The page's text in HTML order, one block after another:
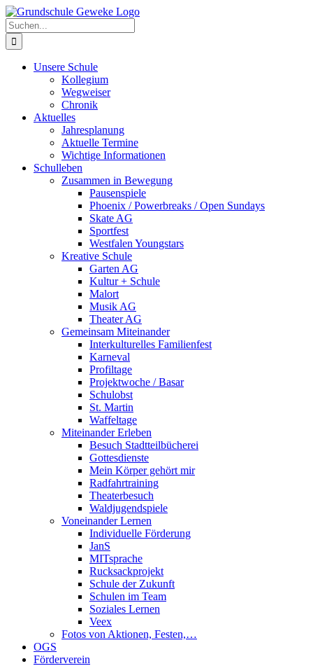
Zum
Inhalt
springen
Suche
nach:
Unsere Schule
Kollegium
Wegweiser
Chronik
Aktuelles
Jahresplanung
Aktuelle Termine
Wichtige Informationen
Schulleben
Zusammen in Bewegung
Pausenspiele
Phoenix / Powerbreaks / Open Sundays
Skate AG
Sportfest
Westfalen Youngstars
Kreative Schule
Garten AG
Kultur + Schule
Malort
Musik AG
Theater AG
Gemeinsam Miteinander
Interkulturelles Familienfest
Karneval
Profiltage
Projektwoche / Basar
Schulobst
St. Martin
Waffeltage
Miteinander Erleben
Besuch Stadtteilbücherei
Gottesdienste
Mein Körper gehört mir
Radfahrtraining
Theaterbesuch
Waldjugendspiele
Voneinander Lernen
Individuelle Förderung
JanS
MITsprache
Rucksackprojekt
Schule der Zukunft
Schulen im Team
Soziales Lernen
Veex
Fotos von Aktionen, Festen,…
OGS
Förderverein